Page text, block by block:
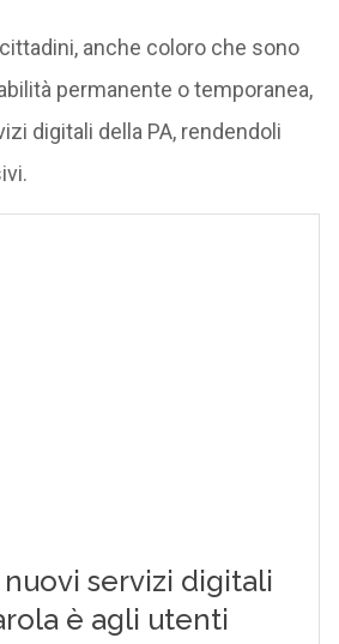
anche coloro che sono
permanente o temporanea,
digitali della PA, rendendoli